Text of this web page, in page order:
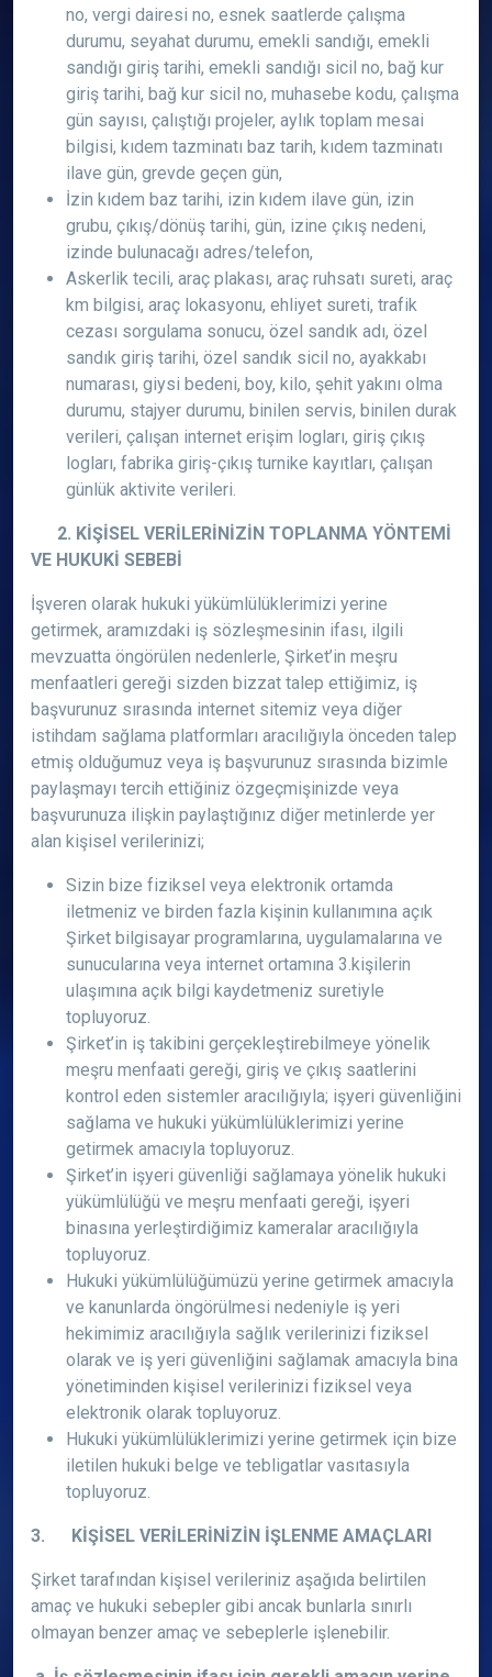
no, vergi dairesi no, esnek saatlerde çalışma
durumu, seyahat durumu, emekli sandığı, emekli
sandığı giriş tarihi, emekli sandığı sicil no, bağ kur
giriş tarihi, bağ kur sicil no, muhasebe kodu, çalışma
gün sayısı, çalıştığı projeler, aylık toplam mesai
bilgisi, kıdem tazminatı baz tarih, kıdem tazminatı
ilave gün, grevde geçen gün,
İzin kıdem baz tarihi, izin kıdem ilave gün, izin
grubu, çıkış/dönüş tarihi, gün, izine çıkış nedeni,
izinde bulunacağı adres/telefon,
Askerlik tecili, araç plakası, araç ruhsatı sureti, araç
km bilgisi, araç lokasyonu, ehliyet sureti, trafik
cezası sorgulama sonucu, özel sandık adı, özel
sandık giriş tarihi, özel sandık sicil no, ayakkabı
numarası, giysi bedeni, boy, kilo, şehit yakını olma
durumu, stajyer durumu, binilen servis, binilen durak
verileri, çalışan internet erişim logları, giriş çıkış
logları, fabrika giriş-çıkış turnike kayıtları, çalışan
günlük aktivite verileri.
2. KİŞİSEL VERİLERİNİZİN TOPLANMA YÖNTEMİ
VE HUKUKİ SEBEBİ
İşveren olarak hukuki yükümlülüklerimizi yerine
getirmek, aramızdaki iş sözleşmesinin ifası, ilgili
mevzuatta öngörülen nedenlerle, Şirket’in meşru
menfaatleri gereği sizden bizzat talep ettiğimiz, iş
başvurunuz sırasında internet sitemiz veya diğer
istihdam sağlama platformları aracılığıyla önceden talep
etmiş olduğumuz veya iş başvurunuz sırasında bizimle
paylaşmayı tercih ettiğiniz özgeçmişinizde veya
başvurunuza ilişkin paylaştığınız diğer metinlerde yer
alan kişisel verilerinizi;
Sizin bize fiziksel veya elektronik ortamda
iletmeniz ve birden fazla kişinin kullanımına açık
Şirket bilgisayar programlarına, uygulamalarına ve
sunucularına veya internet ortamına 3.kişilerin
ulaşımına açık bilgi kaydetmeniz suretiyle
topluyoruz.
Şirket’in iş takibini gerçekleştirebilmeye yönelik
meşru menfaati gereği, giriş ve çıkış saatlerini
kontrol eden sistemler aracılığıyla; işyeri güvenliğini
sağlama ve hukuki yükümlülüklerimizi yerine
getirmek amacıyla topluyoruz.
Şirket’in işyeri güvenliği sağlamaya yönelik hukuki
yükümlülüğü ve meşru menfaati gereği, işyeri
binasına yerleştirdiğimiz kameralar aracılığıyla
topluyoruz.
Hukuki yükümlülüğümüzü yerine getirmek amacıyla
ve kanunlarda öngörülmesi nedeniyle iş yeri
hekimimiz aracılığıyla sağlık verilerinizi fiziksel
olarak ve iş yeri güvenliğini sağlamak amacıyla bina
yönetiminden kişisel verilerinizi fiziksel veya
elektronik olarak topluyoruz.
Hukuki yükümlülüklerimizi yerine getirmek için bize
iletilen hukuki belge ve tebligatlar vasıtasıyla
topluyoruz.
3. KİŞİSEL VERİLERİNİZİN İŞLENME AMAÇLARI
Şirket tarafından kişisel verileriniz aşağıda belirtilen
amaç ve hukuki sebepler gibi ancak bunlarla sınırlı
olmayan benzer amaç ve sebeplerle işlenebilir.